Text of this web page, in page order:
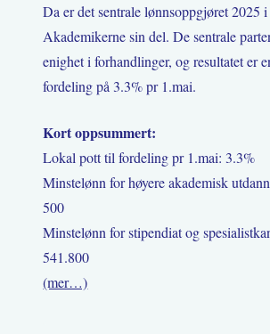
Da er det sentrale lønnsoppgjøret 2025
Akademikerne sin del. De sentrale
enighet i forhandlinger, og resultatet er
fordeling på 3.3% pr 1.mai.
Kort oppsummert:
Lokal pott til fordeling pr 1.mai: 3.3%
Minstelønn for høyere akademisk
500
Minstelønn for stipendiat og
541.800
(mer…)